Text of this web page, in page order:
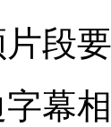
片段
幕